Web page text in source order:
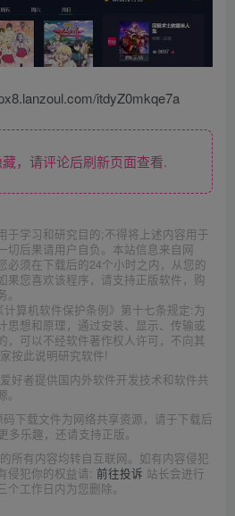
itdyZ0mkqe7a
，请评论后刷新页面查看.
于学习和研究目的;不得将上述内容用于
切后果请用户自负。本站信息来自网
必须在下载后的24个小时之内，从您的
果您喜欢该程序，请支持正版软件，购
算机软件保护条例》第十七条规定:为
思想和原理，通过安装、显示、传输或
，可以不经软件著作权人许可，不向其
按此说明研究软件!
好者提供国内外软件开发技术和软件共
下载文件为网络共享资源，请于下载后
乐趣，还请支持正版。
所有内容均转自互联网。如有内容侵犯
侵犯你的权益请: 前往投诉 站长会进行
工作日内为您删除。